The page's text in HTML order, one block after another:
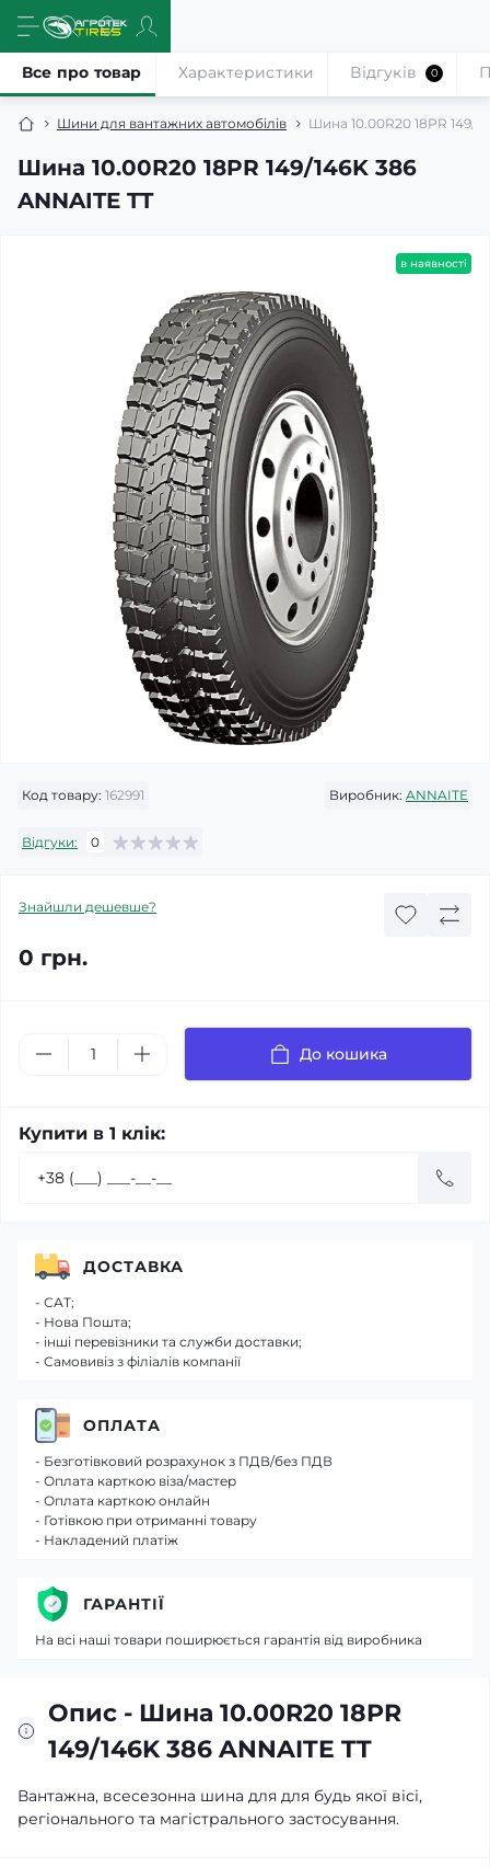
Шини для вантажних автомобілів Шина 10.00R20 18PR 149/
Шина 10.00R20 18PR 149/146K 386
ANNAITE TT
Все про товар Характеристики Відгуків 0
в наявності
Код товару: 162991 Виробник: ANNAITE
Відгуки: 0
Знайшли дешевше?
0 грн.
До кошика
Купити в 1 клік:
Опис - Шина 10.00R20 18PR
149/146K 386 ANNAITE TT
Вантажна, всесезонна шина для для будь якої вісі,
регіонального та магістрального застосування.
ДОСТАВКА
- САТ;
- Нова Пошта;
- інші перевізники та служби доставки;
- Самовивіз з філіалів компанії
ОПЛАТА
- Безготівковий розрахунок з ПДВ/без ПДВ
- Оплата карткою віза/мастер
- Оплата карткою онлайн
- Готівкою при отриманні товару
- Накладений платіж
ГАРАНТІЇ
На всі наші товари поширюється гарантія від виробника